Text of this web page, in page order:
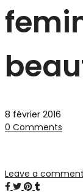
8 février 2016
0 Comments
Leave a comment